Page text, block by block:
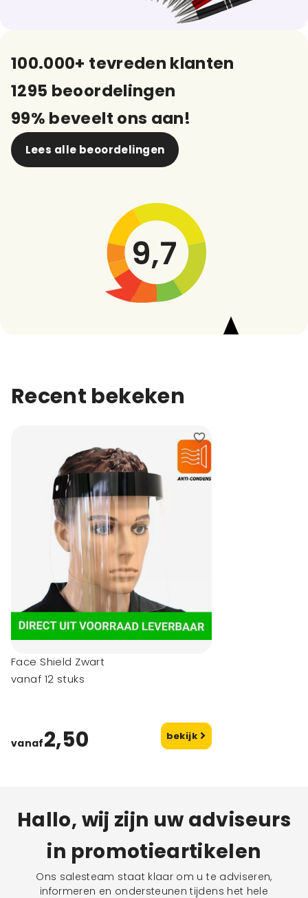
100.000+ tevreden klanten
1295 beoordelingen
99% beveelt ons aan!
Lees alle beoordelingen
9,7
Recent bekeken
Face Shield Zwart
vanaf 12 stuks
vanaf2,50 bekijk
Hallo, wij zijn uw adviseurs
in promotieartikelen
Ons salesteam staat klaar om u te adviseren,
informeren en ondersteunen tijdens het hele